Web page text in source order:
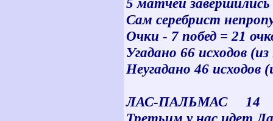
Сам серебрист
Очки - 7 побед = 21
Угадано 66 исходов
Неугадано 46 исходов
ЛАС-ПАЛЬМАС 14